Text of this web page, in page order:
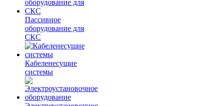
Пассивное
оборудование для
СКС
Кабеленесущие
системы